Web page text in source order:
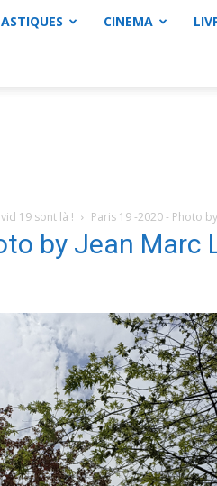
CINEMA
19 sont là ! Paris 19 -2020 - Photo
by Jean Marc